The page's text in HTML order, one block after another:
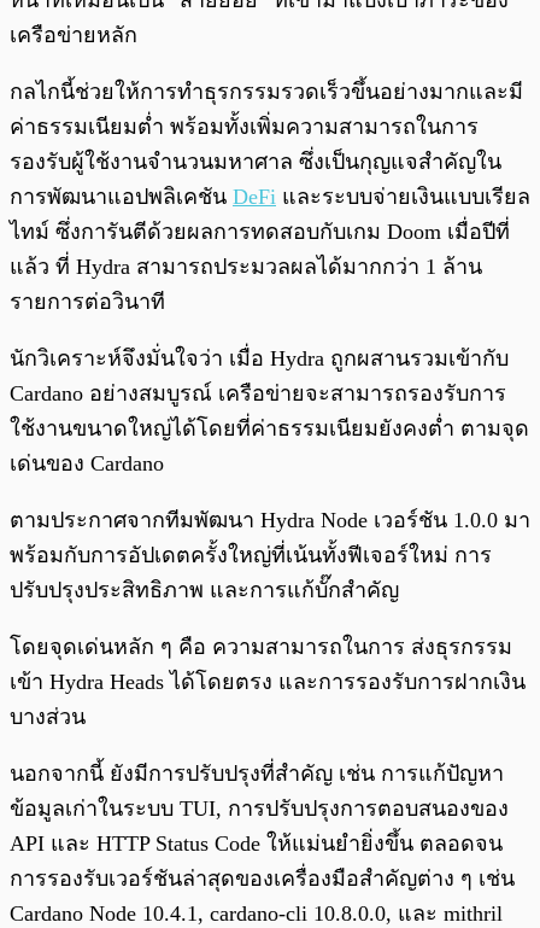
เครือข่ายหลัก
กลไกนี้ช่วยให้การทำธุรกรรมรวดเร็วขึ้นอย่างมากและมี
ค่าธรรมเนียมต่ำ พร้อมทั้งเพิ่มความสามารถในการ
รองรับผู้ใช้งานจำนวนมหาศาล ซึ่งเป็นกุญแจสำคัญใน
การพัฒนาแอปพลิเคชัน DeFi และระบบจ่ายเงินแบบเรียล
ไทม์ ซึ่งการันตีด้วยผลการทดสอบกับเกม Doom เมื่อปีที่
แล้ว ที่ Hydra สามารถประมวลผลได้มากกว่า 1 ล้าน
รายการต่อวินาที
นักวิเคราะห์จึงมั่นใจว่า เมื่อ Hydra ถูกผสานรวมเข้ากับ
Cardano อย่างสมบูรณ์ เครือข่ายจะสามารถรองรับการ
ใช้งานขนาดใหญ่ได้โดยที่ค่าธรรมเนียมยังคงต่ำ ตามจุด
เด่นของ Cardano
ตามประกาศจากทีมพัฒนา Hydra Node เวอร์ชัน 1.0.0 มา
พร้อมกับการอัปเดตครั้งใหญ่ที่เน้นทั้งฟีเจอร์ใหม่ การ
ปรับปรุงประสิทธิภาพ และการแก้บั๊กสำคัญ
โดยจุดเด่นหลัก ๆ คือ ความสามารถในการ ส่งธุรกรรม
เข้า Hydra Heads ได้โดยตรง และการรองรับการฝากเงิน
บางส่วน
นอกจากนี้ ยังมีการปรับปรุงที่สำคัญ เช่น การแก้ปัญหา
ข้อมูลเก่าในระบบ TUI, การปรับปรุงการตอบสนองของ
API และ HTTP Status Code ให้แม่นยำยิ่งขึ้น ตลอดจน
การรองรับเวอร์ชันล่าสุดของเครื่องมือสำคัญต่าง ๆ เช่น
Cardano Node 10.4.1, cardano-cli 10.8.0.0, และ mithril